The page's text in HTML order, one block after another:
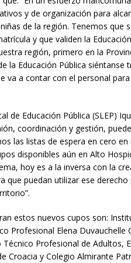
y de organización para
de la región. Tenemos que
y que validen la
región, primero en la
la Educación Pública siéntanse
va a contar con el personal
de Educación Pública (SLEP)
coordinación y gestión,
las listas de espera en cero
disponibles aún en Alto
hoy es a la inversa con la
que puedan utilizar ese
estos nuevos cupos son:
Profesional Elena Duvauchelle
Profesional de Adultos,
Croacia y Colegio Almirante